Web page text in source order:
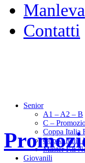
Manleva
Contatti
Senior
A1 – A2 – B
C –
Coppa Italia
Coppa Italia
Master F.li
Giovanili